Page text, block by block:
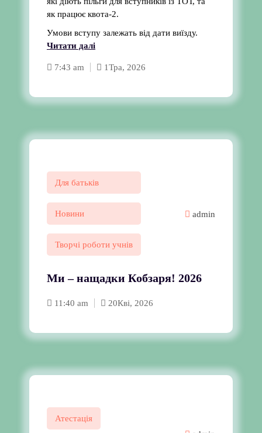
як працює квота-2.
Умови вступу залежать від дати виїзду.
Читати далі
7:43 am 1Тра, 2026
Для батьків
Новини
Творчі роботи учнів
admin
Ми – нащадки Кобзаря! 2026
11:40 am 20Кві, 2026
Атестація